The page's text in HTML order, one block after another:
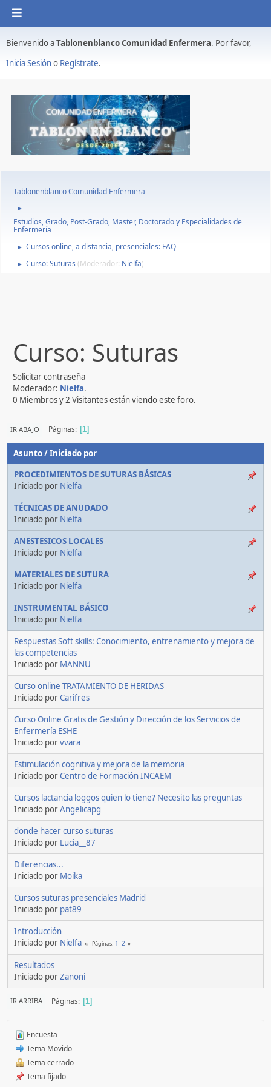
Bienvenido aTablonenblanco Comunidad Enfermera. Por favor,
Inicia Sesióno Regístrate.
Tablonenblanco Comunidad Enfermera
►
Estudios, Grado, Post-Grado, Master, Doctorado y Especialidades de
Enfermería
► Cursos online, a distancia, presenciales: FAQ
► Curso: Suturas (Moderador: Nielfa)
Curso: Suturas
Solicitar contraseña
Moderador: Nielfa.
0 Miembros y 2 Visitantes están viendo este foro.
IR ABAJO Páginas 1
Asunto/Iniciado por
PROCEDIMIENTOS DE SUTURAS BÁSICAS
Iniciado por Nielfa
TÉCNICAS DE ANUDADO
Iniciado por Nielfa
ANESTESICOS LOCALES
Iniciado por Nielfa
MATERIALES DE SUTURA
Iniciado por Nielfa
INSTRUMENTAL BÁSICO
Iniciado por Nielfa
Respuestas Soft skills: Conocimiento, entrenamiento y mejora de
las competencias
Iniciado por MANNU
Curso online TRATAMIENTO DE HERIDAS
Iniciado porCarifres
Curso Online Gratis de Gestión y Dirección de los Servicios de
Enfermería ESHE
Iniciado porvvara
Estimulación cognitiva y mejora de la memoria
Iniciado porCentro de Formación INCAEM
Cursos lactancia loggos quien lo tiene? Necesito las preguntas
Iniciado porAngelicapg
donde hacer curso suturas
Iniciado por Lucia__87
Diferencias...
Iniciado por Moika
Cursos suturas presenciales Madrid
Iniciado por pat89
Introducción
Iniciado por Nielfa Páginas 1 2
Resultados
Iniciado porZanoni
IR ARRIBA Páginas 1
Encuesta
Tema Movido
Tema cerrado
Tema fijado